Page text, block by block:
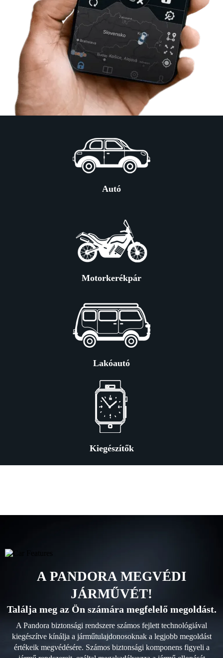
Autó
Motorkerékpár
Lakóautó
Kiegészítők
A PANDORA MEGVÉDI
JÁRMŰVÉT!
Találja meg az Ön számára megfelelő megoldást.
A Pandora biztonsági rendszere számos fejlett technológiával
kiegészítve kínálja a járműtulajdonosoknak a legjobb megoldást
értékeik megvédésére. Számos biztonsági komponens figyeli a